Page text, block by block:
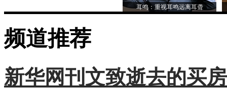
耳鸣：重视耳鸣远离耳聋
频道推荐
新华网刊文致逝去的买